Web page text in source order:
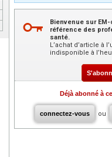
Bienvenue sur
référence des
santé.
L’achat d’article à
indisponible à
Déjà abonné à
connectez-vous ou